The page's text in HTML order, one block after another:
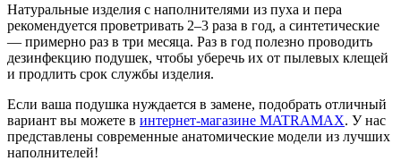
Натуральные изделия с наполнителями из пуха и пера
рекомендуется проветривать 2–3 раза в год, а синтетические
— примерно раз в три месяца. Раз в год полезно проводить
дезинфекцию подушек, чтобы уберечь их от пылевых клещей
и продлить срок службы изделия.
Если ваша подушка нуждается в замене, подобрать отличный
вариант вы можете в интернет-магазине MATRAMAX. У нас
представлены современные анатомические модели из лучших
наполнителей!